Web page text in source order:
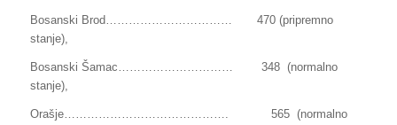
Bosanski Brod…………………………… 470 (pripremno
stanje),
Bosanski Šamac………………………… 348 (normalno
stanje),
Orašje……………………………………. 565 (normalno